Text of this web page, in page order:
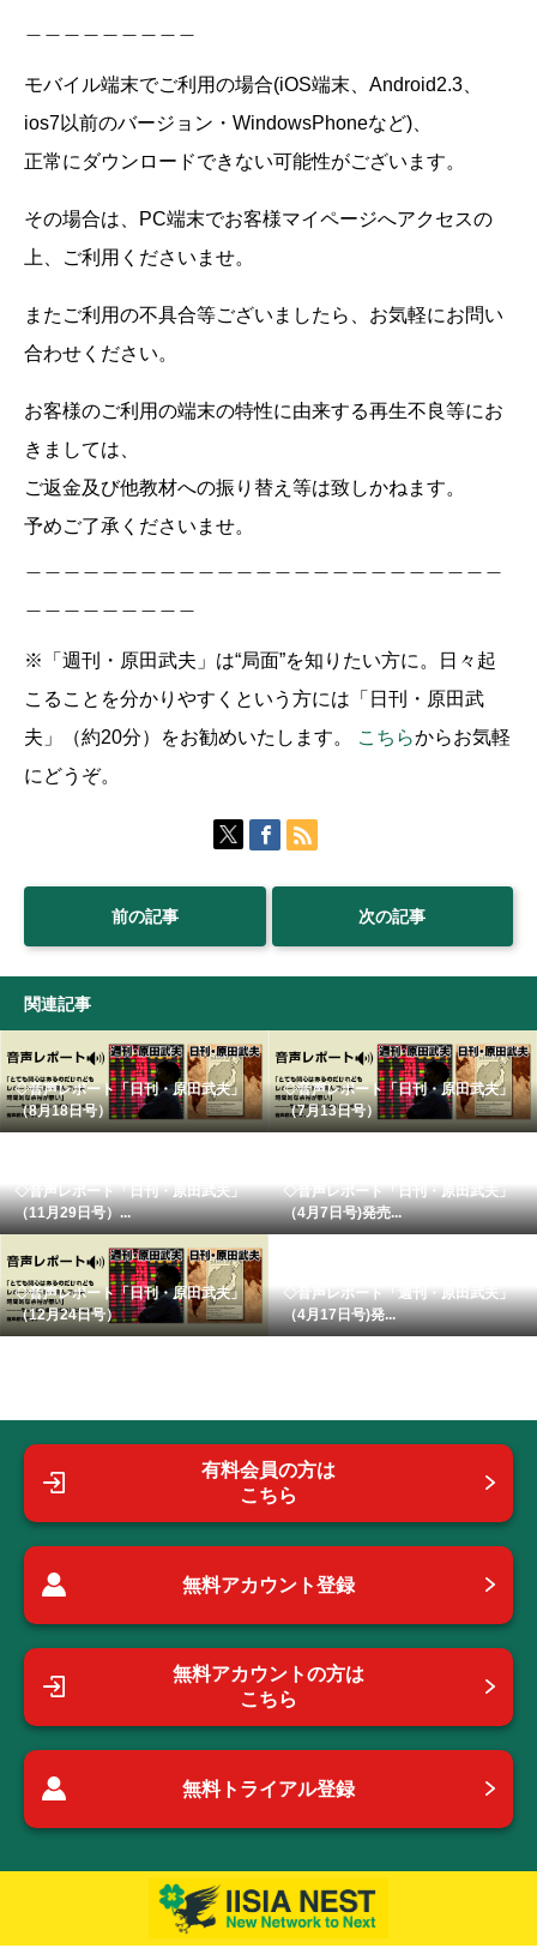
モバイル端末でご利用の場合(iOS端末、Android2.3、
ios7以前のバージョン・WindowsPhoneなど)、
正常にダウンロードできない可能性がございます。
その場合は、PC端末でお客様マイページへアクセスの
上、ご利用くださいませ。
またご利用の不具合等ございましたら、お気軽にお問い
合わせください。
お客様のご利用の端末の特性に由来する再生不良等にお
きましては、
ご返金及び他教材への振り替え等は致しかねます。
予めご了承くださいませ。
※「週刊・原田武夫」は“局面”を知りたい方に。日々起
こることを分かりやすくという方には「日刊・原田武
夫」（約20分）をお勧めいたします。
こちらからお気軽
にどうぞ。
前の記事 次の記事
関連記事
◇音声レポート「日刊・原田武夫」
（8月18日号）
◇音声レポート「日刊・原田武夫」
（7月13日号）
◇音声レポート「日刊・原田武夫」
（11月29日号）...
◇音声レポート「日刊・原田武夫」
（4月7日号)発売...
◇音声レポート「日刊・原田武夫」
（12月24日号）
◇音声レポート「週刊・原田武夫」
（4月17日号)発...
有料会員の方は
こちら
無料アカウント登録
無料アカウントの方は
こちら
無料トライアル登録